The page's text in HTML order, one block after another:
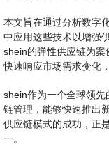
本文旨在通过分析数字
中应用这些技术以增强
shein的弹性供应链为
快速响应市场需求变化
shein作为一个全球领
链管理，能够快速推出
供应链模式的成功，正
一。